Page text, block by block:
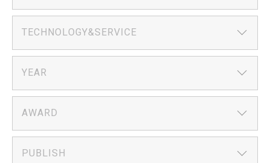
TECHNOLOGY&SERVICE
YEAR
AWARD
PUBLISH